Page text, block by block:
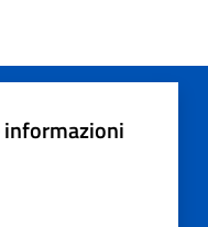
informazioni